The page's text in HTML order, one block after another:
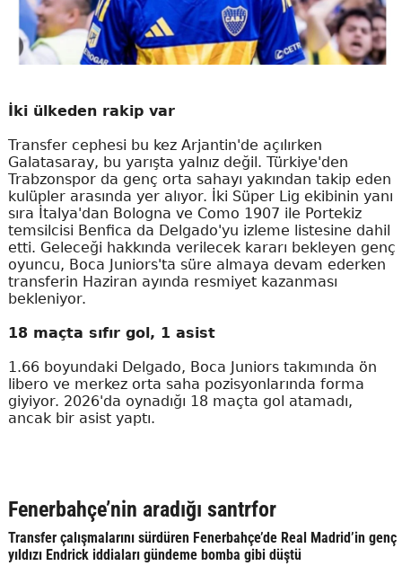
İki ülkeden rakip var
Transfer cephesi bu kez Arjantin'de açılırken
Galatasaray, bu yarışta yalnız değil. Türkiye'den
Trabzonspor da genç orta sahayı yakından takip eden
kulüpler arasında yer alıyor. İki Süper Lig ekibinin yanı
sıra İtalya'dan Bologna ve Como 1907 ile Portekiz
temsilcisi Benfica da Delgado'yu izleme listesine dahil
etti. Geleceği hakkında verilecek kararı bekleyen genç
oyuncu, Boca Juniors'ta süre almaya devam ederken
transferin Haziran ayında resmiyet kazanması
bekleniyor.
18 maçta sıfır gol, 1 asist
1.66 boyundaki Delgado, Boca Juniors takımında ön
libero ve merkez orta saha pozisyonlarında forma
giyiyor. 2026'da oynadığı 18 maçta gol atamadı,
ancak bir asist yaptı.
Fenerbahçe’nin aradığı santrfor
Transfer çalışmalarını sürdüren Fenerbahçe’de Real Madrid’in genç
yıldızı Endrick iddiaları gündeme bomba gibi düştü